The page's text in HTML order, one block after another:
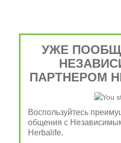
Чтобы
Nutrition,
тел. 8-903-
909-
УЖЕ
ПАРТНЕРОМ
Воспользуйтесь
общения с
Herbalife.